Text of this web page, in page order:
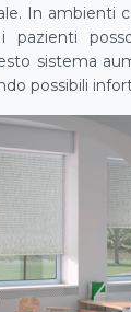
In ambienti
pazienti
sistema
possibili